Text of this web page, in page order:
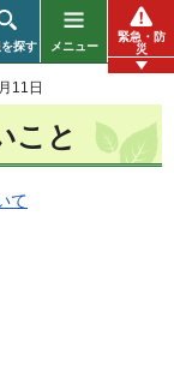
探す メニュー
緊急・防
災
11日
こと
て